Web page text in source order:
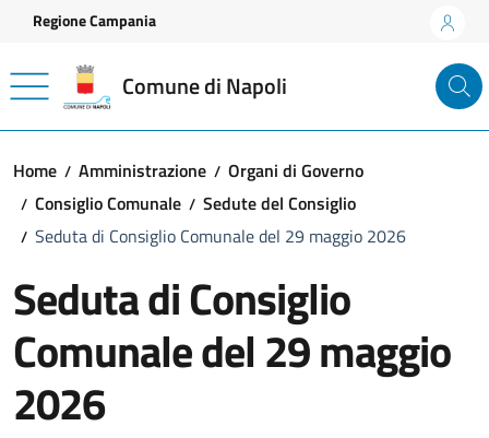
Vai ai contenuti
Vai al footer
Regione Campania
Comune di Napoli
Home Amministrazione
Organi di Governo
Consiglio Comunale
Sedute del Consiglio
Seduta di Consiglio Comunale del 29 maggio 2026
Seduta di Consiglio
Comunale del 29 maggio
2026